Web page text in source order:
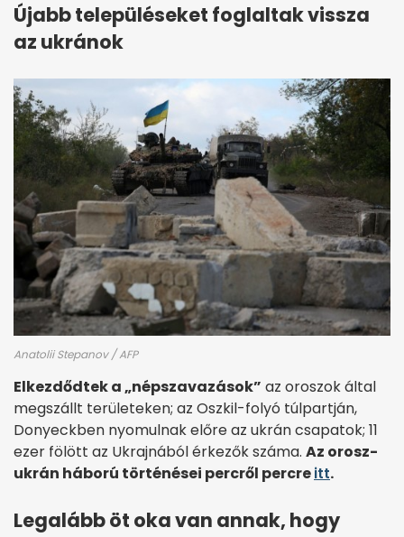
Újabb településeket foglaltak vissza
az ukránok
Anatolii Stepanov / AFP
Elkezdődtek a „népszavazások” az oroszok által
megszállt területeken; az Oszkil-folyó túlpartján,
Donyeckben nyomulnak előre az ukrán csapatok; 11
ezer fölött az Ukrajnából érkezők száma. Az orosz-
ukrán háború történései percről percreitt.
Legalább öt oka van annak, hogy